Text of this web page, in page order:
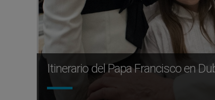
Itinerario del Papa Francisco en